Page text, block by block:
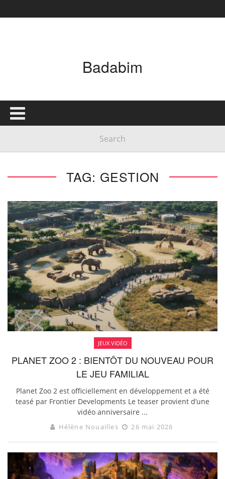
Badabim
TAG: GESTION
JEUX VIDÉO
PLANET ZOO 2 : BIENTÔT DU NOUVEAU POUR
LE JEU FAMILIAL
Planet Zoo 2 est officiellement en développement et a été
teasé par Frontier Developments Le teaser provient d’une
vidéo anniversaire ...
Hélène Nouailles 26 mai 2026